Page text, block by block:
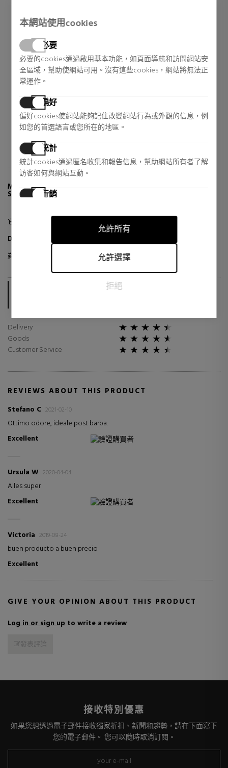
本網站使用cookies
必要
必要的cookies通過啟用基本功能，如頁面導航和訪問網站安
全區域，幫助使網站可用。沒有這些cookies，網站將無法正
常運作。
偏好
偏好cookies使網站能夠記住改變網站行為或外觀的信息，例
如您的首選語言或您所在的地區。
統計
統計cookies通過匿名收集和報告信息，幫助網站所有者了解
訪客如何與網站互動。
行銷
別用戶具有相關性和吸引力的廣告，從而對發布者和第三方
允許所有
允許選擇
拒絕
DAVIDOFF
COOL WATER MEN
Eau de Toilette
23,70 € 73% DTO.
Regular price 86,73 €
23 reviews
COOL WATER WOMAN
25,60 € 79% DTO.
10 reviews
MORE INFO ABOUT COOL WATER MEN (AFTER
SHAVE)
它有 75 和 125 毫升容器。
DAVIDOFF 男士清凉水（须后水）
剃须后护理您的皮肤，使其柔软并散发出令人愉悦的
The score is calculated based on the %s TrsutedShops reviews
Delivery
Goods
Customer Service
REVIEWS ABOUT THIS PRODUCT
Stefano C 2021-02-10
Ottimo odore, ideale post barba.
Excellent
驗證購買者
Ursula W 2020-04-04
Alles super
Excellent
驗證購買者
Victoria 2019-08-24
buen producto a buen precio
Excellent
GIVE YOUR OPINION ABOUT THIS PRODUCT
Log in or sign up to write a review
發表評論
接收特別優惠
如果您想透過電子郵件接收獨家折扣、新聞和趨勢，請在下面寫下
您的電子郵件。 您可以隨時取消訂閱。